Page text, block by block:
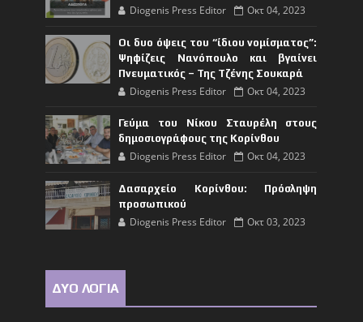
Diogenis Press Editor Οκτ 04, 2023
Οι δυο όψεις του “ίδιου νομίσματος”:
Ψηφίζεις Νανόπουλο και βγαίνει
Πνευματικός – Της Τζένης Σουκαρά
Diogenis Press Editor Οκτ 04, 2023
Γεύμα του Νίκου Σταυρέλη στους
δημοσιογράφους της Κορίνθου
Diogenis Press Editor Οκτ 04, 2023
Δασαρχείο Κορίνθου: Πρόσληψη
προσωπικού
Diogenis Press Editor Οκτ 03, 2023
ΔΥΟ ΛΟΓΙΑ